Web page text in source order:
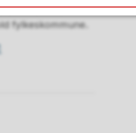
Østfold som
fylkeskommune.